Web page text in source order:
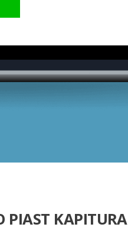
PIAST KAPITURA